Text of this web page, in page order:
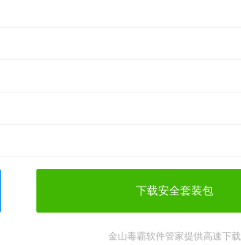
下载安全套装包
金山毒霸软件管家提供高速下载